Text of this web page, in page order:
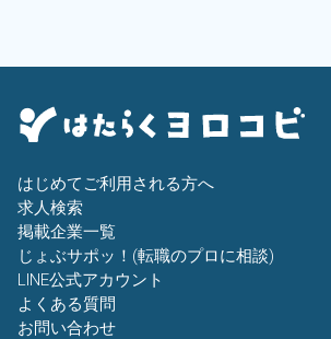
はじめてご利用される方へ
求人検索
掲載企業一覧
じょぶサポッ！(転職のプロに相談)
LINE公式アカウント
よくある質問
お問い合わせ